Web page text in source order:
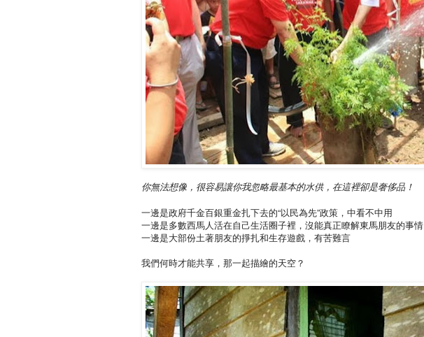
你無法想像，很容易讓你我忽略最基本的水供，在這裡卻是奢侈品！
一邊是政府千金百銀重金扎下去的“以民為先”政策，中看不中用
一邊是多數西馬人活在自己生活圈子裡，沒能真正瞭解東馬朋友的事情
一邊是大部份土著朋友的掙扎和生存遊戲，有苦難言
我們何時才能共享，那一起描繪的天空？